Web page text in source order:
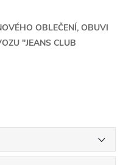
OBLEČENÍ, OBUVI
''JEANS CLUB